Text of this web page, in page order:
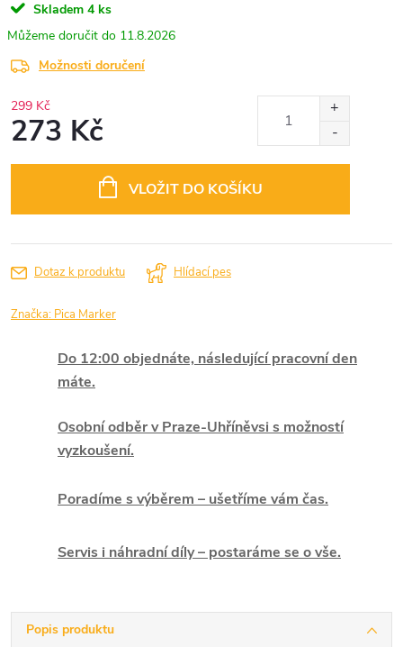
Skladem 4 ks
11.8.2026
Možnosti doručení
299 Kč
273 Kč
VLOŽIT DO KOŠÍKU
Dotaz k produktu Hlídací pes
Značka: Pica Marker
Do 12:00 objednáte, následující pracovní den
máte.
Osobní odběr v Praze-Uhříněvsi s možností
vyzkoušení.
Poradíme s výběrem – ušetříme vám čas.
Servis i náhradní díly – postaráme se o vše.
Popis produktu